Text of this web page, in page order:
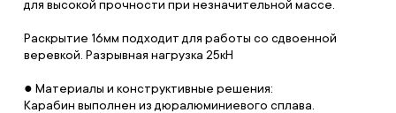
для высокой прочности при незначительной массе.
Раскрытие 16мм подходит для работы со сдвоенной
веревкой. Разрывная нагрузка 25кН
● Материалы и конструктивные решения:
Карабин выполнен из дюралюминиевого сплава.